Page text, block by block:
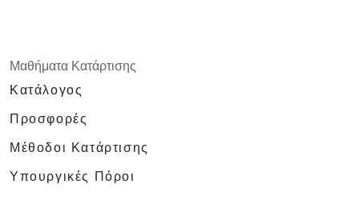
Μαθήματα Κατάρτισης
Κατάλογος
Προσφορές
Μέθοδοι Κατάρτισης
Υπουργικές Πόροι